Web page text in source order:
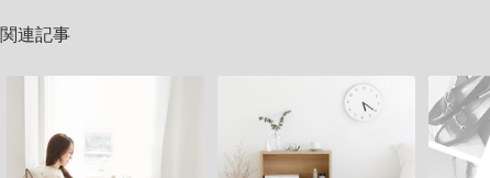
関連記事